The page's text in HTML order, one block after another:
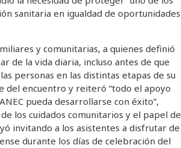
sanitaria en igualdad de oportunidades
y comunitarias, a quienes definió
de la vida diaria, incluso antes de que
personas en las distintas etapas de su
del encuentro y reiteró “todo el apoyo
pueda desarrollarse con éxito”,
los cuidados comunitarios y el papel de
invitando a los asistentes a disfrutar de
durante los días de celebración del